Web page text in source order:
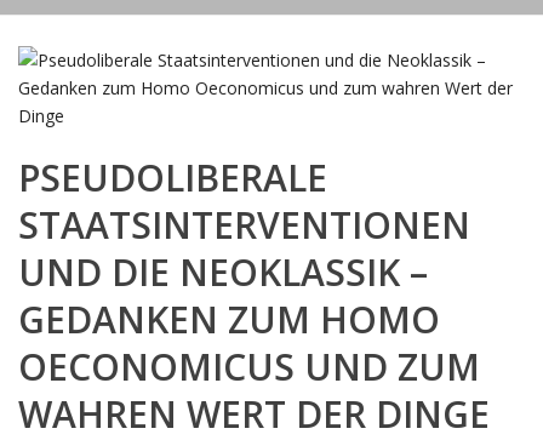
PSEUDOLIBERALE
STAATSINTERVENTIONEN
UND DIE NEOKLASSIK –
GEDANKEN ZUM HOMO
OECONOMICUS UND ZUM
WAHREN WERT DER DINGE